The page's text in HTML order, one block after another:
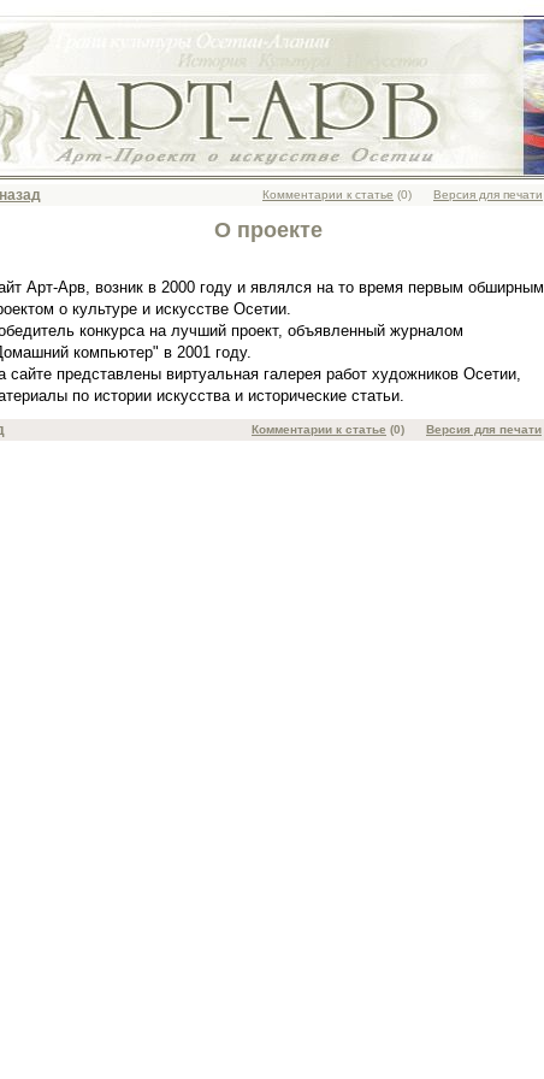
Комментарии к статье (0) Версия для печати
О проекте
Арт-Арв, возник в 2000 году и являлся на то время первым обширным
о культуре и искусстве Осетии.
конкурса на лучший проект, объявленный журналом
компьютер" в 2001 году.
сайте представлены виртуальная галерея работ художников Осетии,
по истории искусства и исторические статьи.
Комментарии к статье (0) Версия для печати